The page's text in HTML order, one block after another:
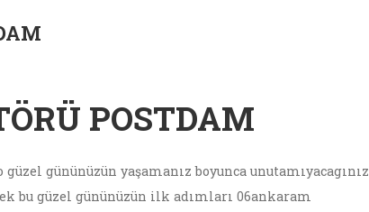
POSTDAM
gününüzün yaşamanız boyunca unutamıyacagınız
bu güzel gününüzün ilk adımları 06ankaram